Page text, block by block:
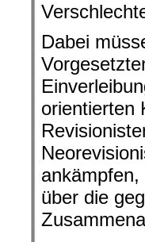
Dabei
orientierten
über die